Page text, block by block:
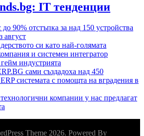
IT тенденции
90% отстъпка за над 150 устройства
август
си като най-голямата
и системен интегратор
индустрията
сами създадоха над 450
системата с помощта на вградения в
компании у нас предлагат
Theme 2026. Powered By